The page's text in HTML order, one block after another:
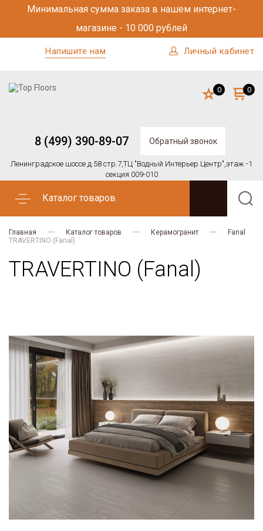
Минимальная сумма заказа в нашем интернет-
магазине - 10 000 рублей
Напишите нам Личный кабинет
8 (499) 390-89-07 Обратный звонок
Ленинградское шоссе д.58 стр.7,ТЦ "Водный Интерьер Центр",этаж -1
секция 009-010
0 0
Каталог товаров
Главная Каталог товаров Керамогранит
Fanal
TRAVERTINO (Fanal)
TRAVERTINO (Fanal)